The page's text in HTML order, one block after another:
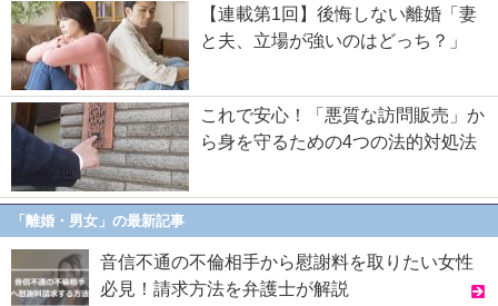
【連載第1回】後悔しない離婚「妻
と夫、立場が強いのはどっち？」
これで安心！「悪質な訪問販売」か
ら身を守るための4つの法的対処法
「離婚・男女」の最新記事
音信不通の不倫相手から慰謝料を取りたい女性
必見！請求方法を弁護士が解説